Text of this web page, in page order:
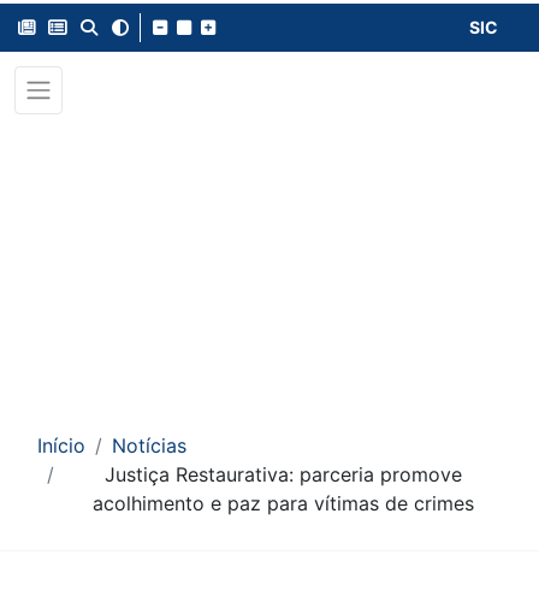
SIC
Início
Notícias
Justiça Restaurativa: parceria promove
acolhimento e paz para vítimas de crimes